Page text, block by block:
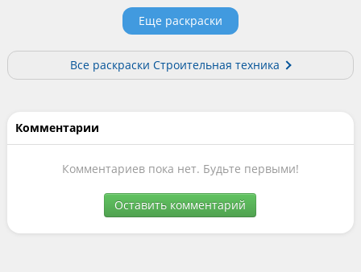
Еще раскраски
Все раскраски Строительная техника
Комментарии
Комментариев пока нет. Будьте первыми!
Оставить комментарий